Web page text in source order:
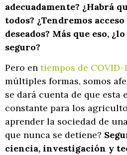
adecuadamente? ¿Habrá
todos? ¿Tendremos
deseados? Más que eso,
seguro?
Pero en tiempos de COVID-
múltiples formas, somos
se dará cuenta de que esta
constante para los
aprender la sociedad de
que nunca se detiene?
ciencia, investigación y